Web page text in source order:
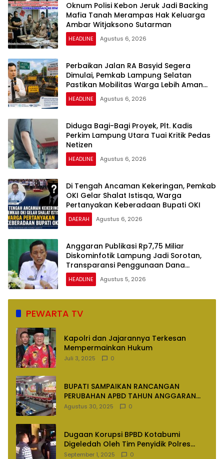
Oknum Polisi Kebon Jeruk Jadi Backing
Mafia Tanah Merampas Hak Keluarga
Ambar Witjaksono Sutarman
HEADLINE Agustus 6, 2026
Perbaikan Jalan RA Basyid Segera
Dimulai, Pemkab Lampung Selatan
Pastikan Mobilitas Warga Lebih Aman
dan Nyaman
HEADLINE Agustus 6, 2026
Diduga Bagi-Bagi Proyek, Plt. Kadis
Perkim Lampung Utara Tuai Kritik Pedas
Netizen
HEADLINE Agustus 6, 2026
Di Tengah Ancaman Kekeringan, Pemkab
OKI Gelar Shalat Istisqa, Warga
Pertanyakan Keberadaan Bupati OKI
DAERAH Agustus 6, 2026
Anggaran Publikasi Rp7,75 Miliar
Diskominfotik Lampung Jadi Sorotan,
Transparansi Penggunaan Dana
Dipertanyakan
HEADLINE Agustus 5, 2026
PEWARTA TV
Kapolri dan Jajarannya Terkesan
Mempermainkan Hukum
Juli 3, 2025 0
BUPATI SAMPAIKAN RANCANGAN
PERUBAHAN APBD TAHUN ANGGARAN
2025
Agustus 30, 2025 0
Dugaan Korupsi BPBD Kotabumi
Digeledah Oleh Tim Penyidik Polres
Lampung Utara
September 1, 2025 0